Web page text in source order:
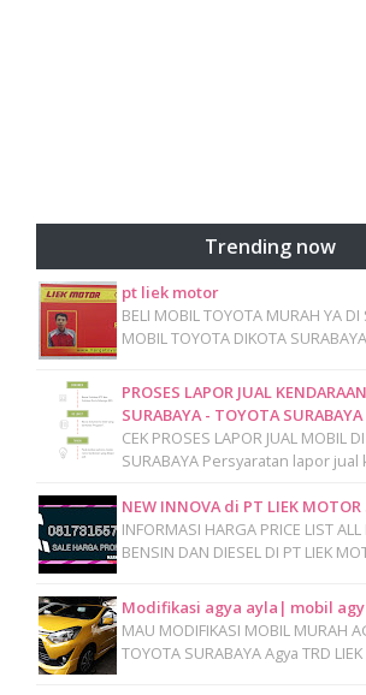
Trending now
pt liek motor
BELI MOBIL TOYOTA MURAH YA DI
MOBIL TOYOTA DIKOTA
PROSES LAPOR JUAL
SURABAYA - TOYOTA SURABAYA
CEK PROSES LAPOR JUAL MOBIL
SURABAYA Persyaratan lapor
NEW INNOVA di PT LIEK MOTOR
INFORMASI HARGA PRICE LIST
BENSIN DAN DIESEL DI PT LIEK
Modifikasi agya ayla| mobil
MAU MODIFIKASI MOBIL MURAH
TOYOTA SURABAYA Agya TRD